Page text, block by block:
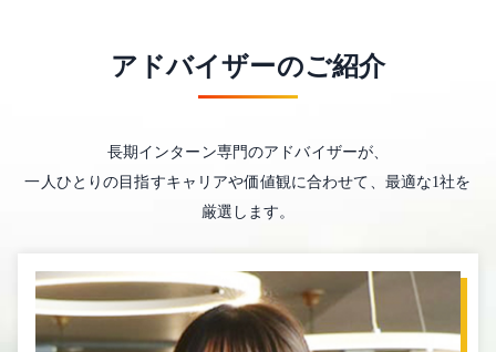
アドバイザーのご紹介
長期インターン専門のアドバイザーが、
一人ひとりの目指すキャリアや価値観に合わせて、最適な1社を
厳選します。